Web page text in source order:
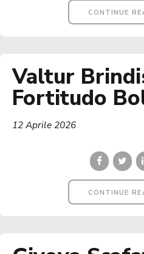
CONTINUE
Valtur
Fortitudo
12 Aprile 2026
CONTINUE